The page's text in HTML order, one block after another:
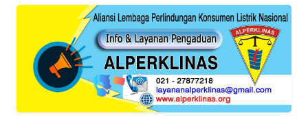
NET
PLN
WATCH